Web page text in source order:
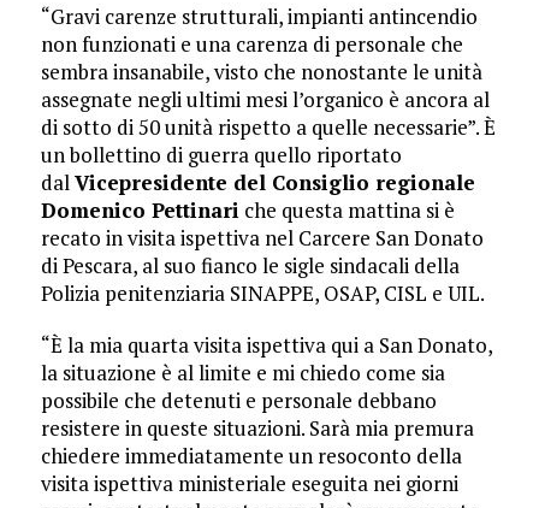
“Gravi carenze strutturali, impianti antincendio
non funzionati e una carenza di personale che
sembra insanabile, visto che nonostante le unità
assegnate negli ultimi mesi l’organico è ancora al
di sotto di 50 unità rispetto a quelle necessarie”. È
un bollettino di guerra quello riportato
dalVicepresidente del Consiglio regionale
Domenico Pettinari che questa mattina si è
recato in visita ispettiva nel Carcere San Donato
di Pescara, al suo fianco le sigle sindacali della
Polizia penitenziaria SINAPPE, OSAP, CISL e UIL.
“È la mia quarta visita ispettiva qui a San Donato,
la situazione è al limite e mi chiedo come sia
possibile che detenuti e personale debbano
resistere in queste situazioni. Sarà mia premura
chiedere immediatamente un resoconto della
visita ispettiva ministeriale eseguita nei giorni